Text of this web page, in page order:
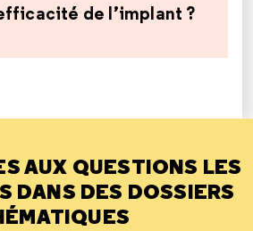
de l’implant ?
AUX QUESTIONS LES
DANS DES DOSSIERS